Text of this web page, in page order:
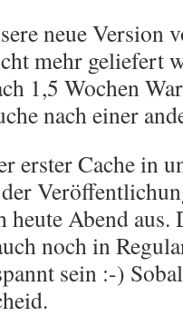
neue Version
mehr geliefert
1,5 Wochen
nach einer
erster Cache in
Abend aus.
noch in
sein :-)